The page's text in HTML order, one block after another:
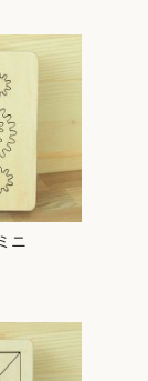
ニ